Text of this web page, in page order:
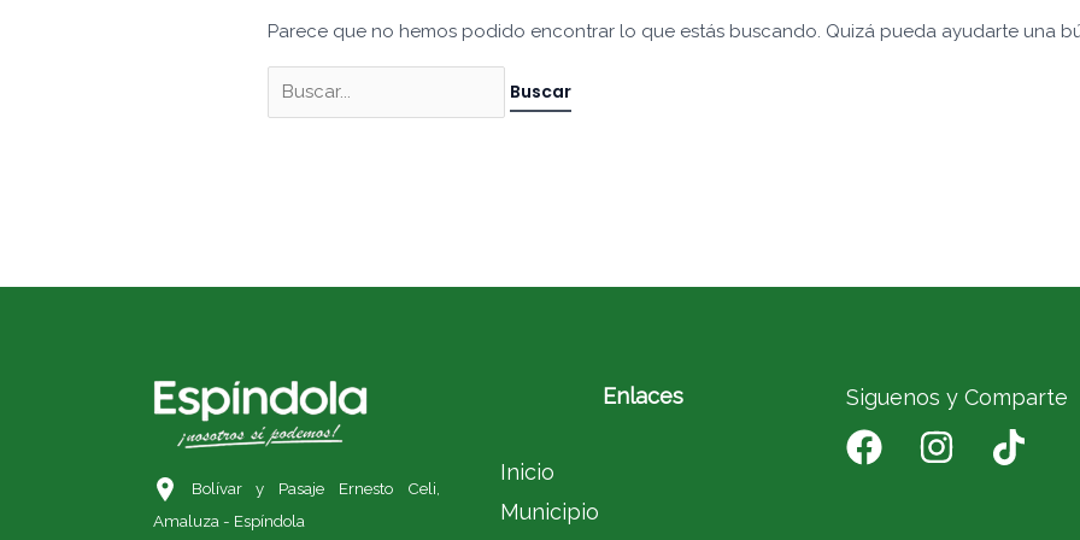
Parece que no hemos podido encontrar lo que estás buscando. Quizá pueda ayudarte una
Bolívar y Pasaje Ernesto Celi,
Amaluza - Espíndola
Enlaces
Inicio
Municipio
Siguenos y Comparte